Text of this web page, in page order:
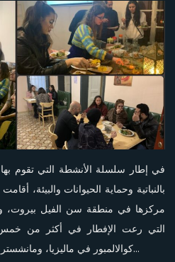
فيغنز
تقيم
إفطاراً
رمضانياً
نباتياً
بالتعاون
مع
ستوديو
في إطار سلسلة الأنشطة التي تقوم بها
بالنباتية وحماية الحيوانات والبيئة،
التي رعت الإفطار في أكثر من
كوالالمبور في ماليزيا، ومانشستر ولندن في المملكة المتحدة، ودكا…